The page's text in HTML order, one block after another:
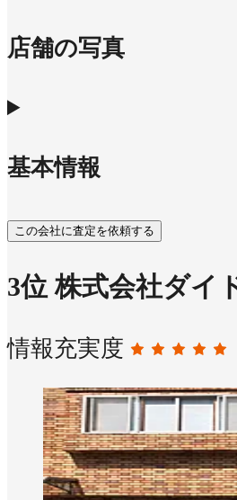
店舗の写真
基本情報
この会社に査定を依頼する
3位株式会社ダイ
情報充実度